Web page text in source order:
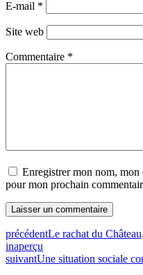
E-mail *
Site web
Commentaire *
Enregistrer mon nom, mon
pour mon prochain
précédentLe rachat du
inaperçu
suivantUne situation sociale